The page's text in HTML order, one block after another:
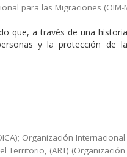
para las Migraciones (OIM-
que, a través de una
y la protección de
Organización
Territorio, (ART) (Organización